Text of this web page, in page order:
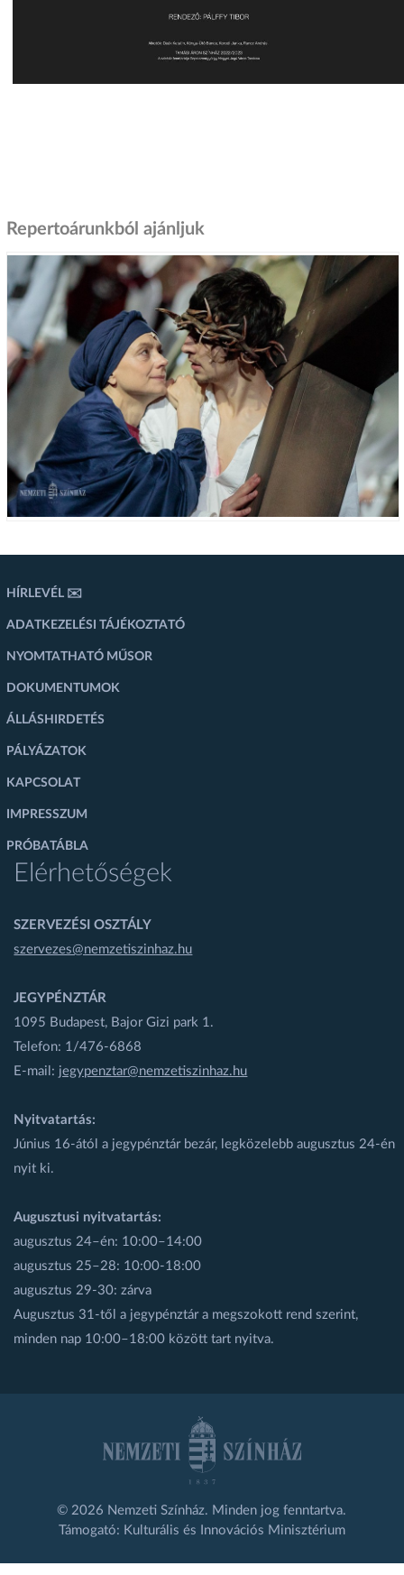
Repertoárunkból ajánljuk
HÍRLEVÉL ✉️
ADATKEZELÉSI TÁJÉKOZTATÓ
NYOMTATHATÓ MŰSOR
DOKUMENTUMOK
ÁLLÁSHIRDETÉS
PÁLYÁZATOK
KAPCSOLAT
IMPRESSZUM
PRÓBATÁBLA
Elérhetőségek
SZERVEZÉSI OSZTÁLY
szervezes@nemzetiszinhaz.hu
JEGYPÉNZTÁR
1095 Budapest, Bajor Gizi park 1.
Telefon: 1/476-6868
E-mail: jegypenztar@nemzetiszinhaz.hu
Nyitvatartás:
Június 16-ától a jegypénztár bezár, legközelebb augusztus 24-én
nyit ki.
Augusztusi nyitvatartás:
augusztus 24–én: 10:00–14:00
augusztus 25–28: 10:00-18:00
augusztus 29-30: zárva
Augusztus 31-től a jegypénztár a megszokott rend szerint,
minden nap 10:00–18:00 között tart nyitva.
© 2026 Nemzeti Színház. Minden jog fenntartva.
Támogató: Kulturális és Innovációs Minisztérium